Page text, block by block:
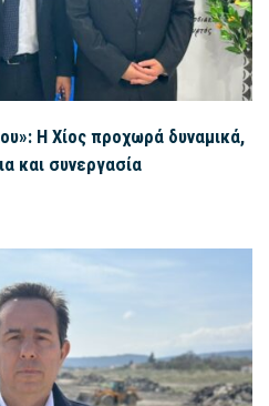
Η Χίος προχωρά δυναμικά,
και συνεργασία